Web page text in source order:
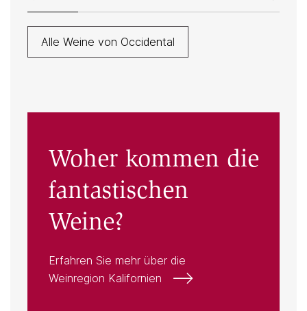
Alle Weine von Occidental
Woher kommen die
fantastischen
Weine?
Erfahren Sie mehr über die
Weinregion Kalifornien